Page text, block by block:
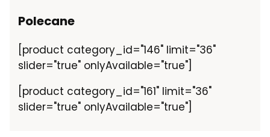
Polecane
[product category_id="146" limit="36"
slider="true" onlyAvailable="true"]
[product category_id="161" limit="36"
slider="true" onlyAvailable="true"]